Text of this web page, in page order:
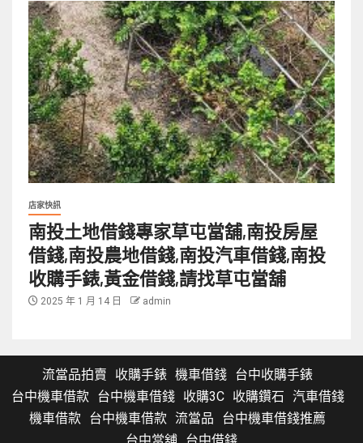
店家快訊
南投土地借錢專家草屯當舖,南投房屋
借錢,南投農地借錢,南投汽車借錢,南投
收購手錶,黃金借錢,請找草屯當舖
2025 年 1 月 14 日 admin
流當品拍賣 收購手錶 機車借錢 台中收購手錶
台中機車借款
台中機車借錢 收購3C 收購鑽石 汽車借錢
機車借款 台中機車借款 流當品
台中機車借錢推薦